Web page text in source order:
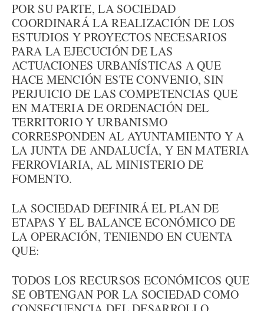
POR SU PARTE, LA SOCIEDAD
COORDINARÁ LA REALIZACIÓN DE LOS
ESTUDIOS Y PROYECTOS NECESARIOS
PARA LA EJECUCIÓN DE LAS
ACTUACIONES URBANÍSTICAS A QUE
HACE MENCIÓN ESTE CONVENIO, SIN
PERJUICIO DE LAS COMPETENCIAS QUE
EN MATERIA DE ORDENACIÓN DEL
TERRITORIO Y URBANISMO
CORRESPONDEN AL AYUNTAMIENTO Y A
LA JUNTA DE ANDALUCÍA, Y EN MATERIA
FERROVIARIA, AL MINISTERIO DE
FOMENTO.
LA SOCIEDAD DEFINIRÁ EL PLAN DE
ETAPAS Y EL BALANCE ECONÓMICO DE
LA OPERACIÓN, TENIENDO EN CUENTA
QUE:
TODOS LOS RECURSOS ECONÓMICOS QUE
SE OBTENGAN POR LA SOCIEDAD COMO